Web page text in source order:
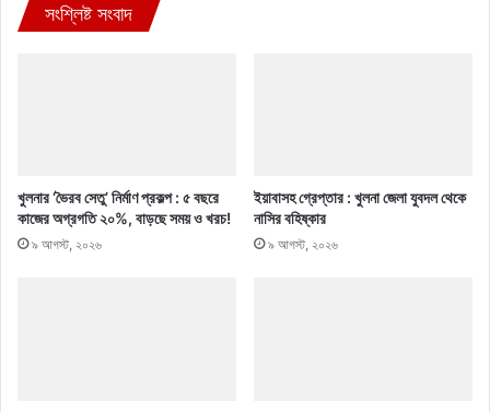
সংশ্লিষ্ট সংবাদ
খুলনার ‘ভৈরব সেতু’ নির্মাণ প্রকল্প : ৫ বছরে
কাজের অগ্রগতি ২০%, বাড়ছে সময় ও খরচ!
৯ আগস্ট, ২০২৬
ইয়াবাসহ গ্রেপ্তার : খুলনা জেলা যুবদল থেকে
নাসির বহিষ্কার
৯ আগস্ট, ২০২৬